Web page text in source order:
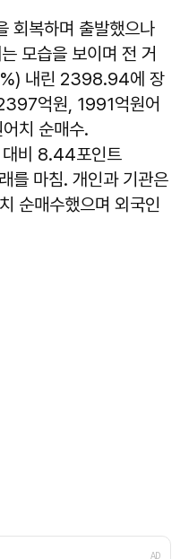
회복하며 출발했으나
모습을 보이며 전 거
내린 2398.94에 장
억원, 1991억원어
치 순매수.
대비 8.44포인트
마침. 개인과 기관은
순매수했으며 외국인